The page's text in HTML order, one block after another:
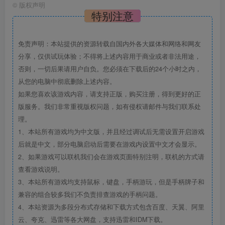
© 版权声明
特别注意
免责声明：本站提供的资源转载自国内外各大媒体和网络和网友
分享，仅供试玩体验；不得将上述内容用于商业或者非法用途，
否则，一切后果请用户自负。您必须在下载后的24个小时之内，
从您的电脑中彻底删除上述内容。
如果您喜欢该游戏内容，请支持正版，购买注册，得到更好的正
版服务。我们非常重视版权问题，如有侵权请邮件与我们联系处
理。
1、本站所有游戏均为中文版，并且经过调试后无需设置开启游戏
后就是中文，部分电脑启动后需要在游戏内设置中文才会显示。
2、如果游戏可以联机我们会在游戏页面特别注明，联机的方式请
查看游戏说明。
3、本站所有游戏均支持鼠标，键盘，手柄游玩，但是手柄牌子和
兼容的组合较多我们不负责排查游戏的手柄问题。
4、本站资源为多段分布式存储和下载方式包含百度、天翼、阿里
云、夸克、迅雷等各大网盘，支持迅雷和IDM下载。